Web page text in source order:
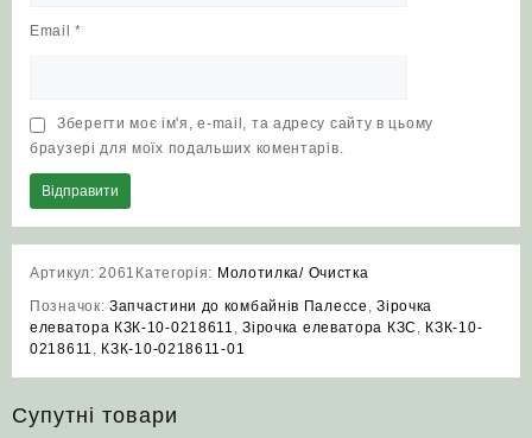
Email*
Зберегти моє ім'я, e-mail, та адресу сайту в цьому
браузері для моїх подальших коментарів.
Артикул:2061 Категорія: Молотилка/ Очистка
Позначок: Запчастини до комбайнів Палессе ,Зірочка
елеватора КЗК-10-0218611 ,Зірочка елеватора КЗС , КЗК-10-
0218611 , КЗК-10-0218611-01
Супутні товари